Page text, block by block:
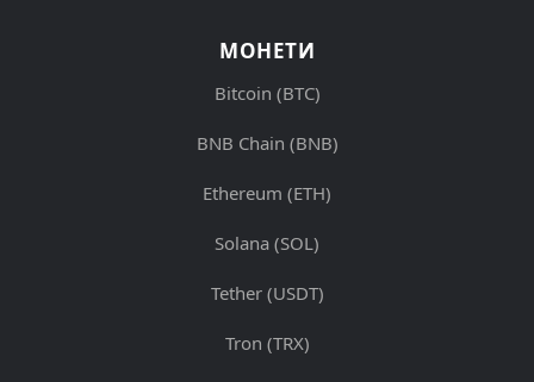
МОНЕТИ
Bitcoin (BTC)
BNB Chain (BNB)
Ethereum (ETH)
Solana (SOL)
Tether (USDT)
Tron (TRX)